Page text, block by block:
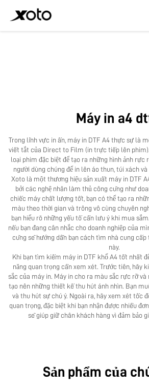
Dịch Vụ
Ứng Dụng
Liên Hệ Chúng Tôi
Máy in a4
Trong lĩnh vực in ấn, máy in DTF A4 thực sự là
viết tắt của Direct to Film (in trực tiếp lên
loại phim đặc biệt để tạo ra những hình ảnh rực
người dùng chúng để in lên áo thun, túi xách
Xoto là một thương hiệu sản xuất máy in DTF
bởi các nghệ nhân làm thủ công cũng như
chiếc máy chất lượng tốt, bạn có thể tạo ra
màu theo thời gian và trông vô cùng chuyên
bạn hiểu rõ những yếu tố cần lưu ý khi mua sắm.
nếu bạn đang cân nhắc cho doanh nghiệp của
cũng sẽ hướng dẫn bạn cách tìm nhà cung
này.
Khi bạn tìm kiếm máy in DTF khổ A4 tốt nhất
năng quan trọng cần xem xét. Trước tiên, hãy
sắc của máy in. Máy in cho ra màu sắc rực rỡ
tạo nên những thiết kế thu hút ánh nhìn. Bạn
và thu hút sự chú ý. Ngoài ra, hãy xem xét tốc
quan trọng, đặc biệt khi bạn nhận được nhiều
sẽ giúp giữ chân khách hàng vì đảm bảo
Sản phẩm của